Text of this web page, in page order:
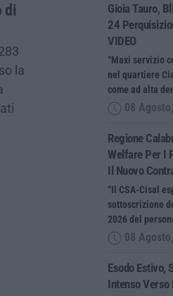
di
la
Gioia Tauro,
24
VIDEO
“Maxi servizio
nel quartiere
come ad alta
08
Regione
Welfare Per I
Il Nuovo
“Il CSA-Cisal
sottoscrizione
2026 del
08
Esodo Estivo,
Intenso Verso